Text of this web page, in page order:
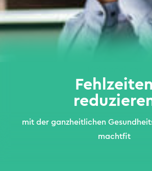
Fehlzeiten
mit der ganzheitlichen
machtfit